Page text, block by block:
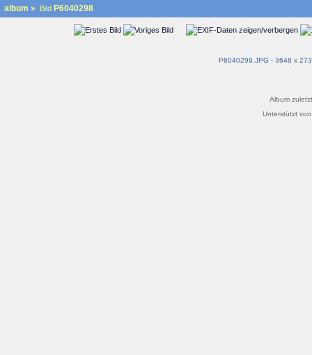
album » Bild P6040298
P6040298.JPG - 3648 x
Album
Unterstützt